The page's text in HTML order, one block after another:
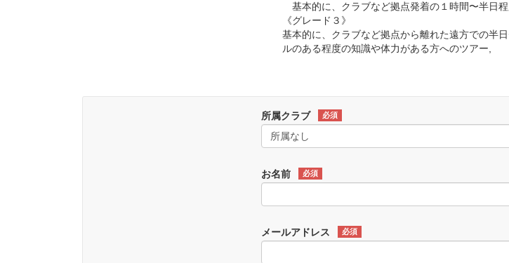
基本的に、クラブなど拠点発着の１時間〜半日
《グレード３》
基本的に、クラブなど拠点から離れた遠方での半
ルのある程度の知識や体力がある方へのツアー,
所属クラブ 必須
お名前 必須
メールアドレス 必須